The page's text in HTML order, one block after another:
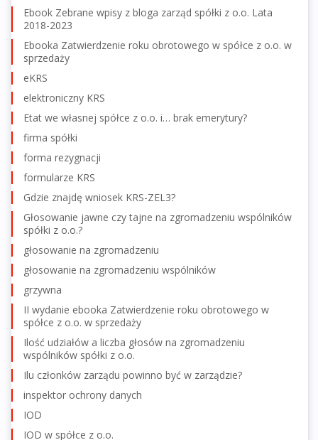
Ebook Zebrane wpisy z bloga zarząd spółki z o.o. Lata
2018-2023
Ebooka Zatwierdzenie roku obrotowego w spółce z o.o. w
sprzedaży
eKRS
elektroniczny KRS
Etat we własnej spółce z o.o. i… brak emerytury?
firma spółki
forma rezygnacji
formularze KRS
Gdzie znajdę wniosek KRS-ZEL3?
Głosowanie jawne czy tajne na zgromadzeniu wspólników
spółki z o.o.?
głosowanie na zgromadzeniu
głosowanie na zgromadzeniu wspólników
grzywna
II wydanie ebooka Zatwierdzenie roku obrotowego w
spółce z o.o. w sprzedaży
Ilość udziałów a liczba głosów na zgromadzeniu
wspólników spółki z o.o.
Ilu członków zarządu powinno być w zarządzie?
inspektor ochrony danych
IOD
IOD w spółce z o.o.